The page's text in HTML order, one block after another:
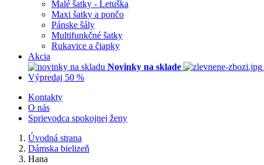
Malé šatky - Letuška
Maxi šatky a pončo
Pánske šály
Multifunkčné šatky
Rukavice a čiapky
Akcia
Novinky na sklade
Výpredaj 50 %
Kontakty
O nás
Sprievodca spokojnej ženy
Úvodná strana
Dámska bielizeň
Hana